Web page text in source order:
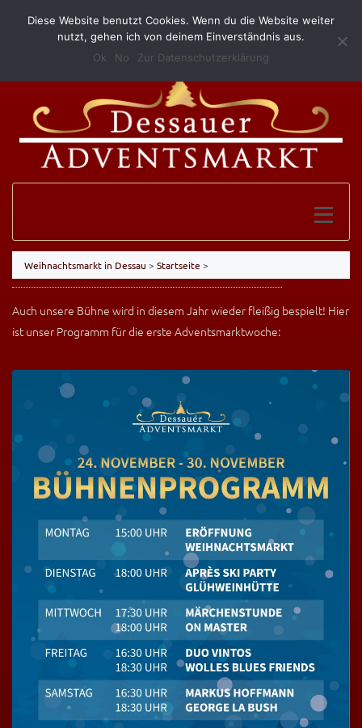
(0340) 52 10 146 info@grillundimbissmerkel.de
Weihnachtsmarkt in Dessau > Startseite >
Auch unsere Bühne wird in diesem Jahr wieder fleißig bespielt! Hier
ist unser Programm für die erste Adventsmarktwoche:
Diese Website benutzt Cookies. Wenn du die Website weiter
nutzt, gehen ich von deinem Einverständnis aus.
Ok
No Zur Datenschutzerklärung